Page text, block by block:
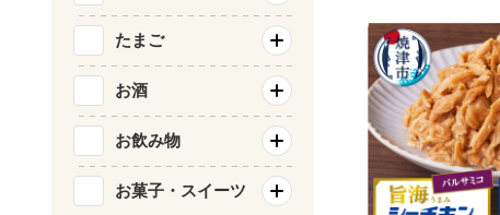
たまご
お酒
お飲み物
お菓子・スイーツ